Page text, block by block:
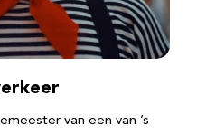
van een van ’s